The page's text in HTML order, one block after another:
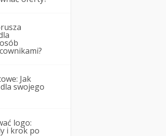
Jak
swojego
logo:
i krok po